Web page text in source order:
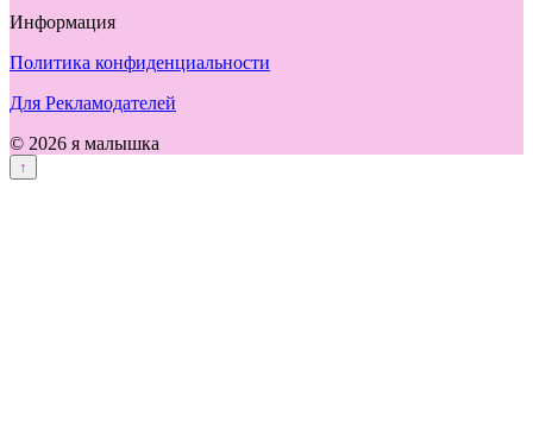
Информация
Политика конфиденциальности
Для Рекламодателей
© 2026 я малышка